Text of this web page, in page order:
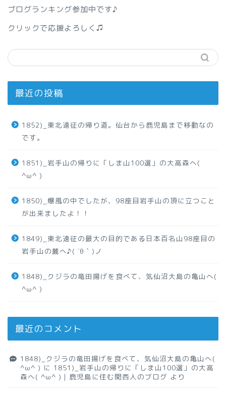
ブログランキング参加中です♪
クリックで応援よろしく♫
最近の投稿
1852)_東北遠征の帰り道。仙台から鹿児島まで移動なの
です。
1851)_岩手山の帰りに「しま山100選」の大高森へ(
^ω^ )
1850)_爆風の中でしたが、98座目岩手山の頂に立つこと
が出来ましたよ！！
1849)_東北遠征の最大の目的である日本百名山98座目の
岩手山の麓へ♪( ´θ｀)ノ
1848)_クジラの竜田揚げを食べて、気仙沼大島の亀山へ(
^ω^ )
最近のコメント
1848)_クジラの竜田揚げを食べて、気仙沼大島の亀山へ(
^ω^ ) に 1851)_岩手山の帰りに「しま山100選」の大高
森へ( ^ω^ )｜鹿児島に住む関西人のブログ より